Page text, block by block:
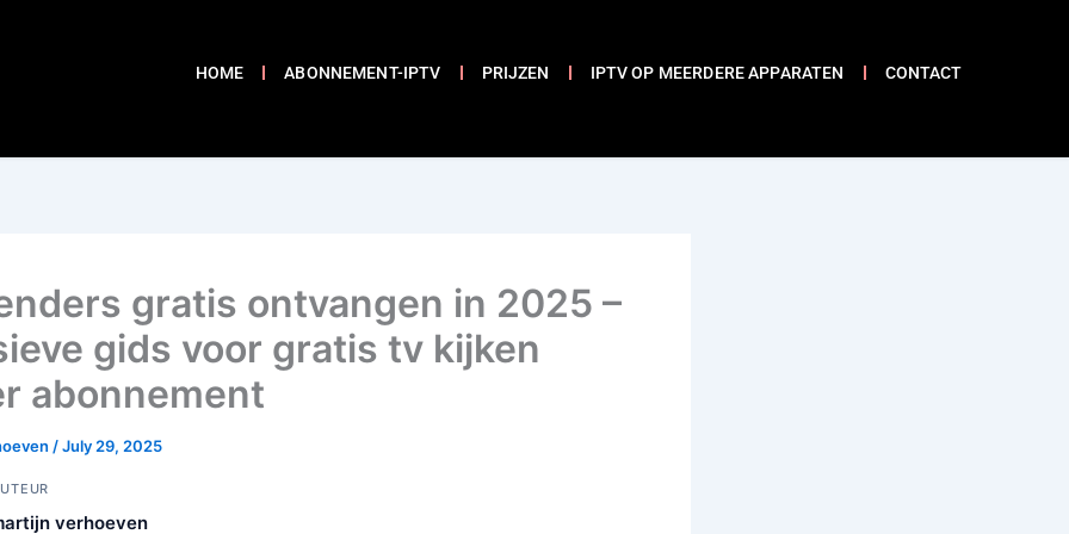
HOME ABONNEMENT-IPTV PRIJZEN IPTV OP MEERDERE APPARATEN CONTACT
gratis ontvangen in 2025 –
gids voor gratis tv kijken
abonnement
/July 29, 2025
verhoeven